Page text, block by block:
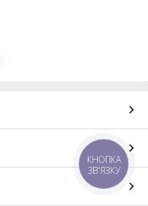
КНОПКА
ЗВ'ЯЗКУ